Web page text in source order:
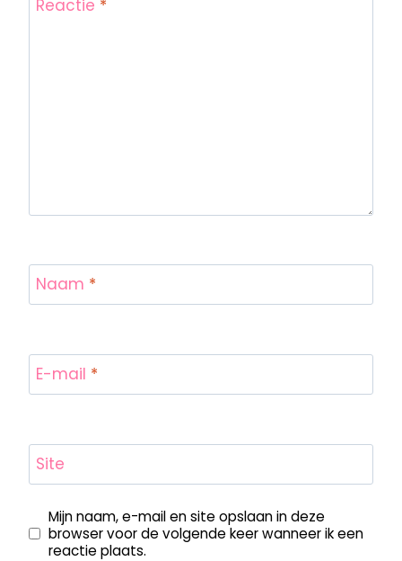
Reactie *
Naam *
E-mail *
Site
Mijn naam, e-mail en site opslaan in deze
browser voor de volgende keer wanneer ik een
reactie plaats.